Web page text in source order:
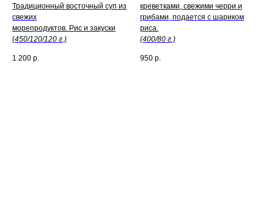
Традиционный восточный суп из
свежих
морепродуктов. Рис и закуски
(450/120/120 г.)
1 200 р.
креветками, свежими черри и
грибами, подается с шариком
риса.
(400/80 г.)
950 р.